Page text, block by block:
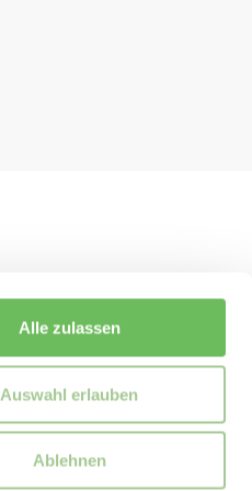
Alle zulassen
Auswahl erlauben
Ablehnen